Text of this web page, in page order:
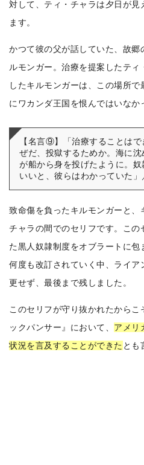
対して、ティ・チャラは夕日が見
ます。
かつて彼の父が話していた、故郷
ルモンガー。治療を提案したテ
したキルモンガーは、この場所で
にワカンダ王国を恨んではいなか
【名言⑨】「治療することは
ぜだ、投獄するためか。海に
が船から身を投げたように。
いいと、彼らはわかっていた
致命傷を負ったキルモンガーと、
チャラの間でのセリフです。
この
た黒人奴隷制度をオブラートに包
何度も改訂されていく中、ライ
更せず、最後まで残しました。
このセリフが守り抜かれたから
ックパンサー』において、 アメリ
状況を言及することができた とも